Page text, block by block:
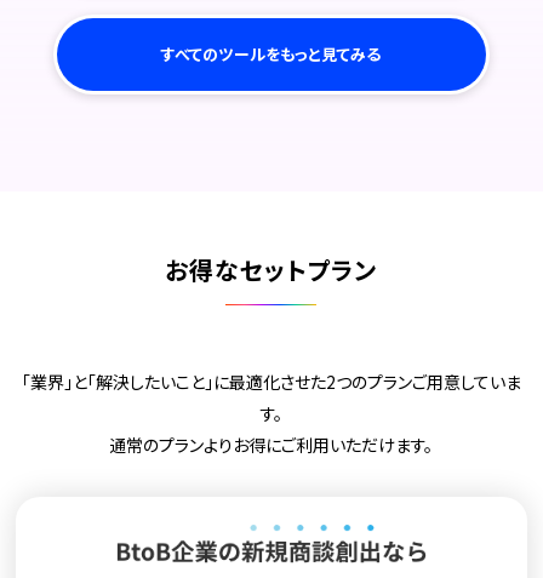
すべてのツールをもっと見てみる
お得なセットプラン
「業界」と「解決したいこと」に最適化させた2つのプランご用意していま
す。
通常のプランよりお得にご利用いただけます。